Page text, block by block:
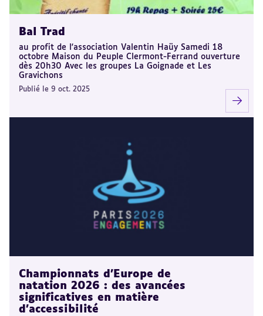
Bal Trad
au profit de l'association Valentin Haüy Samedi 18
octobre Maison du Peuple Clermont-Ferrand ouverture
dès 20h30 Avec les groupes La Goignade et Les
Gravichons
Publié le 9 oct. 2025
Championnats d'Europe de
natation 2026 : des avancées
significatives en matière
d'accessibilité